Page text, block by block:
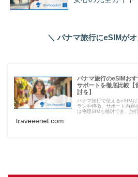
＼ パナマ旅行にeSIMが
パナマ旅行のeSIMお
サポートを徹底比較【
討を】
パナマ旅行で使えるeSIM
ランや特徴、サポート内容
は物理SIMも検討でき、旅
traveeenet.com